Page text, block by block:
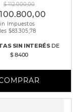
$ 112.000,00
100.800,00
Impuestos
$83.305,78
SIN INTERÉSDE
$ 8400